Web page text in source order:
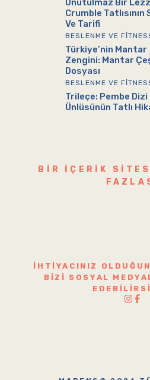
Crumble Tatlısının
Ve Tarifi
BESLENME VE
Türkiye’nin Mantar
Zengini: Mantar
Dosyası
BESLENME VE
Trileçe: Pembe Dizi
Ünlüsünün Tatlı
BIR IÇERIK
İHTIYACINIZ
BIZI SOSYAL